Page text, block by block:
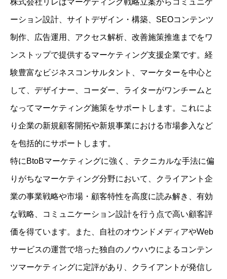
株式会社リレはマーケティング戦略立案からコミュニケ
ーション設計、サイトデザイン・構築、SEOコンテンツ
制作、広告運用、アクセス解析、改善施策推進までをワ
ンストップで提供するマーケティング支援企業です。経
験豊富なビジネスコンサルタント、マーケターを中心と
して、デザイナー、コーダー、ライターがワンチームと
なってマーケティング施策をサポートします。これによ
り企業の新規顧客開拓や新規事業における市場参入など
を包括的にサポートします。
特にBtoBマーケティングに強く、テクニカルな手法に偏
りがちなマーケティング分野において、クライアント企
業の事業戦略や市場・顧客特性を高度に読み解き、有効
な戦略、コミュニケーション設計を行う点で高い顧客評
価を得ています。また、自社のオウンドメディアやWeb
サービスの運営で培った独自のノウハウによるコンテン
ツマーケティングに定評があり、クライアントが発信し